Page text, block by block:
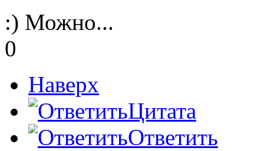
:) Можно...
0
Наверх
Цитата
Ответить